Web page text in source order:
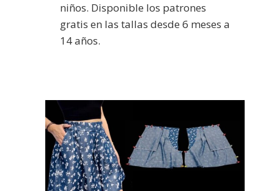
niños. Disponible los patrones
gratis en las tallas desde 6 meses a
14 años.